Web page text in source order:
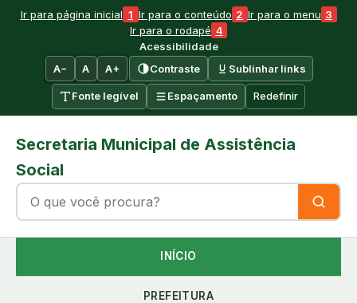
Ir para o conteúdo
Ir para página inicial 1 Ir para o conteúdo 2 Ir para o menu 3
Ir para o rodapé 4
Acessibilidade
A−
A A+ Contraste Sublinhar links
Fonte legível Espaçamento Redefinir
Secretaria Municipal de Assistência
Social
Buscar no site
Buscar
INÍCIO
PREFEITURA